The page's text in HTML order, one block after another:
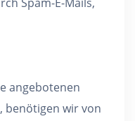
angebotenen
benötigen wir von